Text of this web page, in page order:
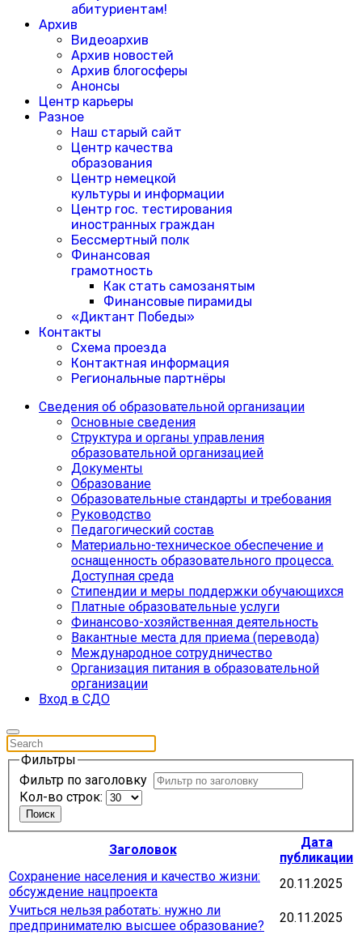
абитуриентам!
Архив
Видеоархив
Архив новостей
Архив блогосферы
Анонсы
Центр карьеры
Разное
Наш старый сайт
Центр качества
образования
Центр немецкой
культуры и информации
Центр гос. тестирования
иностранных граждан
Бессмертный полк
Финансовая
грамотность
Как стать самозанятым
Финансовые пирамиды
«Диктант Победы»
Контакты
Схема проезда
Контактная информация
Региональные партнёры
Сведения об образовательной организации
Основные сведения
Структура и органы управления
образовательной организацией
Документы
Образование
Образовательные стандарты и требования
Руководство
Педагогический состав
Материально-техническое обеспечение и
оснащенность образовательного процесса.
Доступная среда
Cтипендии и меры поддержки обучающихся
Платные образовательные услуги
Финансово-хозяйственная деятельность
Вакантные места для приема (перевода)
Международное сотрудничество
Организация питания в образовательной
организации
Вход в СДО
Фильтры
Фильтр по заголовку
Кол-во строк:
Поиск
Заголовок
Дата
публикации
Сохранение населения и качество жизни:
обсуждение нацпроекта
20.11.2025
Учиться нельзя работать: нужно ли
предпринимателю высшее образование?
20.11.2025